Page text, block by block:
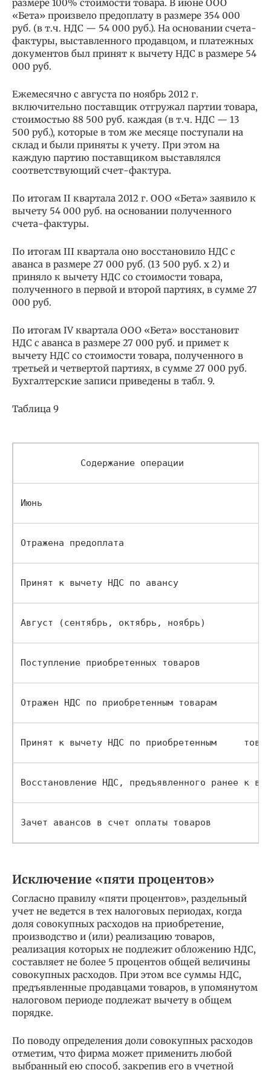
размере 100% стоимости товара. В июне ООО
«Бета» произвело предоплату в размере 354 000
руб. (в т.ч. НДС — 54 000 руб.). На основании счета-
фактуры, выставленного продавцом, и платежных
документов был принят к вычету НДС в размере 54
000 руб.
Ежемесячно с августа по ноябрь 2012 г.
включительно поставщик отгружал партии товара,
стоимостью 88 500 руб. каждая (в т.ч. НДС — 13
500 руб.), которые в том же месяце поступали на
склад и были приняты к учету. При этом на
каждую партию поставщиком выставлялся
соответствующий счет-фактура.
По итогам II квартала 2012 г. ООО «Бета» заявило к
вычету 54 000 руб. на основании полученного
счета-фактуры.
По итогам III квартала оно восстановило НДС с
аванса в размере 27 000 руб. (13 500 руб. x 2) и
приняло к вычету НДС со стоимости товара,
полученного в первой и второй партиях, в сумме 27
000 руб.
По итогам IV квартала ООО «Бета» восстановит
НДС с аванса в размере 27 000 руб. и примет к
вычету НДС со стоимости товара, полученного в
третьей и четвертой партиях, в сумме 27 000 руб.
Бухгалтерские записи приведены в табл. 9.
Таблица 9
           Содержание операции
Отражена предоплата
Принят к вычету НДС по авансу
Август (сентябрь,
Поступление приобретенных товаров
Отражен НДС по приобретенным товарам
Принят к вычету НДС по
Восстановление НДС, предъявленного
Зачет авансов в счет оплаты товаров
Исключение «пяти процентов»
Согласно правилу «пяти процентов», раздельный
учет не ведется в тех налоговых периодах, когда
доля совокупных расходов на приобретение,
производство и (или) реализацию товаров,
реализация которых не подлежит обложению НДС,
составляет не более 5 процентов общей величины
совокупных расходов. При этом все суммы НДС,
предъявленные продавцами товаров, в упомянутом
налоговом периоде подлежат вычету в общем
порядке.
По поводу определения доли совокупных расходов
отметим, что фирма может применить любой
выбранный ею способ, закрепив его в учетной